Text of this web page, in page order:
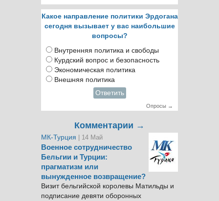
Какое направление политики Эрдогана
сегодня вызывает у вас наибольшие
вопросы?
Внутренняя политика и свободы
Курдский вопрос и безопасность
Экономическая политика
Внешняя политика
Ответить
Опросы →
Комментарии →
МК-Турция | 14 Май
Военное сотрудничество
Бельгии и Турции:
прагматизм или
вынужденное возвращение?
Визит бельгийской королевы Матильды и
подписание девяти оборонных